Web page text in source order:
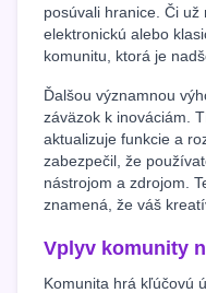
posúvali hranice. Či už
elektronickú alebo
komunitu, ktorá je
Ďalšou významnou
záväzok k inováciám.
aktualizuje funkcie a
zabezpečil, že
nástrojom a zdrojom.
znamená, že váš
Vplyv komunity
Komunita hrá kľúčovú